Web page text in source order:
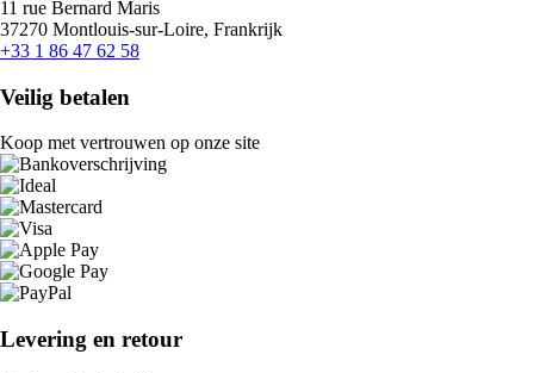
11 rue Bernard Maris
37270 Montlouis-sur-Loire, Frankrijk
+33 1 86 47 62 58
Veilig betalen
Koop met vertrouwen op onze site
Levering en retour